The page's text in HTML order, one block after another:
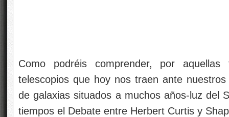
Como podréis comprender, por
telescopios que hoy nos traen ante
de galaxias situados a muchos años-luz del
tiempos el Debate entre Herbert Curtis y